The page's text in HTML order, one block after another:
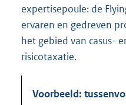
expertisepoule: de
ervaren en gedreven
het gebied van casus-
risicotaxatie.
Voorbeeld: